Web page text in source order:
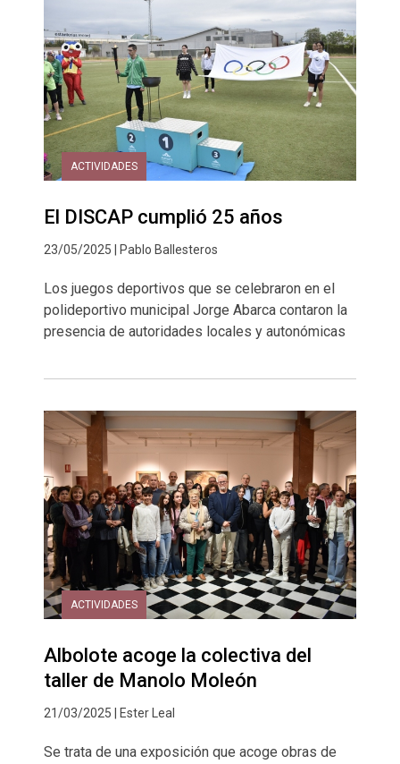
ACTIVIDADES
El DISCAP cumplió 25 años
23/05/2025 | Pablo Ballesteros
Los juegos deportivos que se celebraron en el
polideportivo municipal Jorge Abarca contaron la
presencia de autoridades locales y autonómicas
ACTIVIDADES
Albolote acoge la colectiva del
taller de Manolo Moleón
21/03/2025 | Ester Leal
Se trata de una exposición que acoge obras de